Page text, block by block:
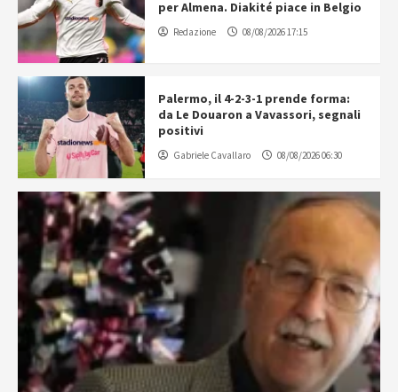
per Almena. Diakité piace in Belgio
Redazione 08/08/2026 17:15
Palermo, il 4-2-3-1 prende forma:
da Le Douaron a Vavassori, segnali
positivi
Gabriele Cavallaro 08/08/2026 06:30